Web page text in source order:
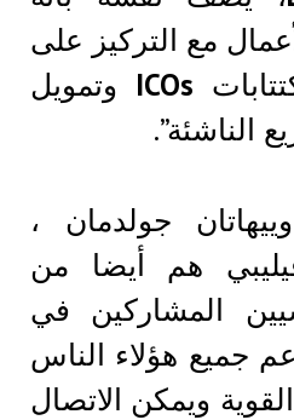
مع التركيز على
ICOs وتمويل
الناشئة”.
جولدمان ،
هم أيضا من
المشاركين في
جميع هؤلاء الناس
ويمكن الاتصال